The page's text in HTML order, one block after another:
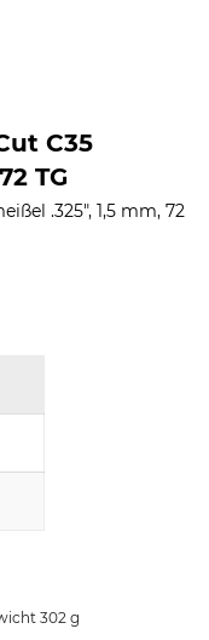
C35
TG
.325", 1,5 mm, 72
302 g